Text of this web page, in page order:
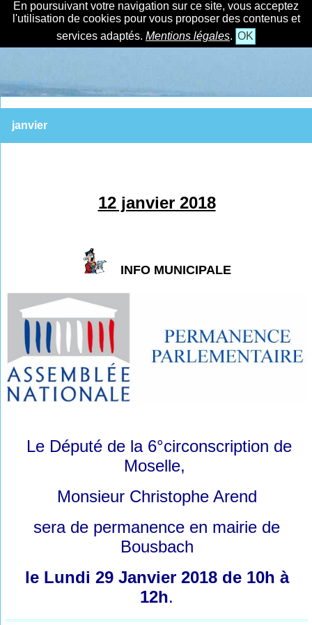
En poursuivant votre navigation sur ce site, vous acceptez
l'utilisation de cookies pour vous proposer des contenus et
services adaptés. Mentions légales. OK
janvier
12 janvier 2018
INFO MUNICIPALE
Le Député de la 6°circonscription de
Moselle,
Monsieur Christophe Arend
sera de permanence en mairie de
Bousbach
le Lundi 29 Janvier 2018 de 10h à
12h.